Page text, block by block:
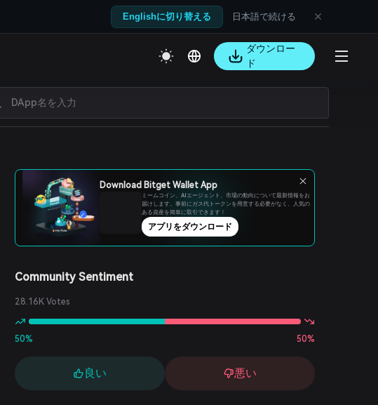
Englishに切り替える 日本語で続ける
ダウンロー
ド
Download Bitget Wallet App
ミームコイン、AIエージェント、市場の動向について最新情報をお
届けします。事前にガス代トークンを用意する必要がなく、人気の
ある資産を簡単に取引できます！
アプリをダウンロード
Community Sentiment
28.16K Votes
50% 50%
良い 悪い